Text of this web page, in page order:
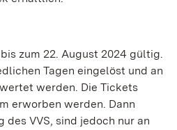
zum 22. August 2024 gültig.
Tagen eingelöst und an
werden. Die Tickets
erworben werden. Dann
VVS, sind jedoch nur an